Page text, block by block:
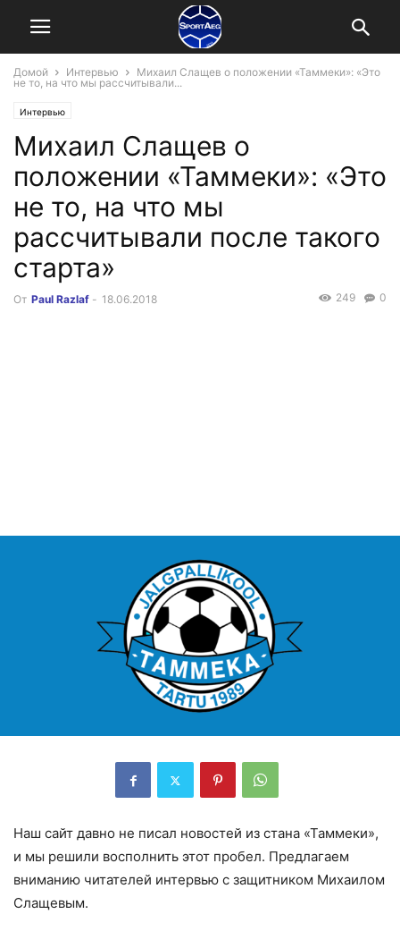
Домой Интервью
Михаил Слащев о положении «Таммеки»: «Это
не то, на что мы рассчитывали...
Интервью
Михаил Слащев о
положении «Таммеки»: «Это
не то, на что мы
рассчитывали после такого
старта»
От Paul Razlaf - 18.06.2018 0
249
Наш сайт давно не писал новостей из стана «Таммеки»,
и мы решили восполнить этот пробел. Предлагаем
вниманию читателей интервью с защитником Михаилом
Слащевым.